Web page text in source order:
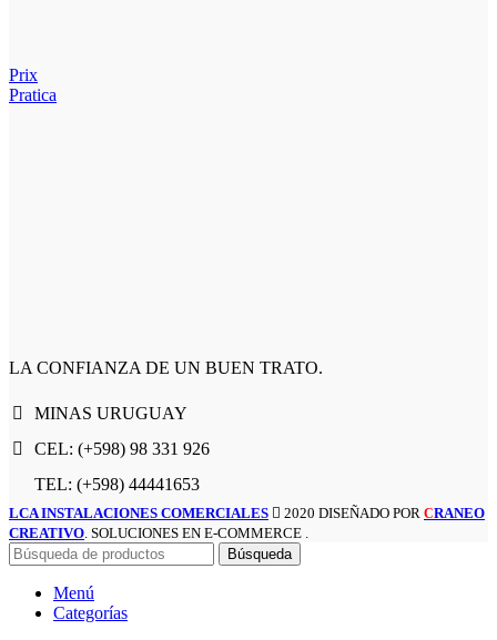
Prix
Pratica
LA CONFIANZA DE UN BUEN TRATO.
MINAS URUGUAY
CEL: (+598) 98 331 926
TEL: (+598) 44441653
LCA INSTALACIONES COMERCIALES 2020 DISEÑADO POR CRANEO
CREATIVO. SOLUCIONES EN E-COMMERCE .
Búsqueda
Menú
Categorías